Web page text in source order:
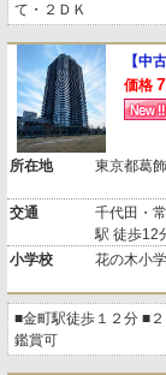
て・２ＤＫ
【中
価格
所在地 東京都葛
交通
千代田・
駅 徒歩12
小学校 花の木小
■金町駅徒歩１２分 ■
鑑賞可